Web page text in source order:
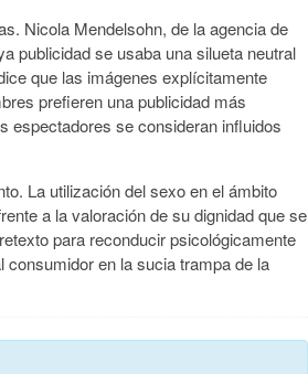
Nicola Mendelsohn, de la agencia de
publicidad se usaba una silueta neutral
que las imágenes explícitamente
prefieren una publicidad más
espectadores se consideran influidos
La utilización del sexo en el ámbito
a la valoración de su dignidad que se
para reconducir psicológicamente
en la sucia trampa de la